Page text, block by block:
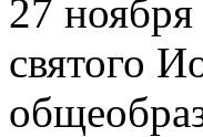
27
святого